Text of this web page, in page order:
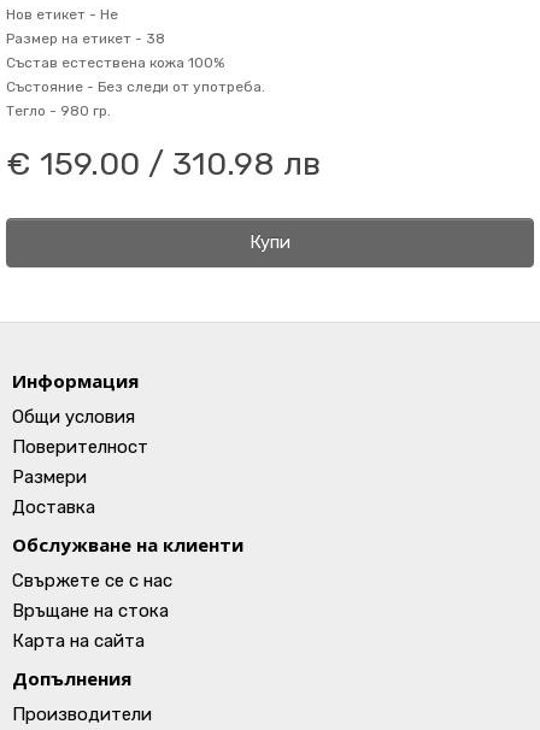
Нов етикет - Не
Размер на етикет - 38
Състав естествена кожа 100%
Състояние - Без следи от употреба.
Тегло - 980 гр.
€ 159.00 / 310.98 лв
Купи
Информация
Общи условия
Поверителност
Размери
Доставка
Обслужване на клиенти
Свържете се с нас
Връщане на стока
Карта на сайта
Допълнения
Производители